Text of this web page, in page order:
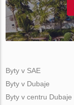
Byty v SAE
Byty v Dubaje
Byty v centru Dubaje